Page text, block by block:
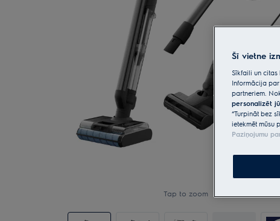
Tap to zoom
Šī vietne
Sīkfaili un
Informācija
partneriem.
personalizēt
“Turpināt bez
ietekmēt mūsu
Paziņojumu